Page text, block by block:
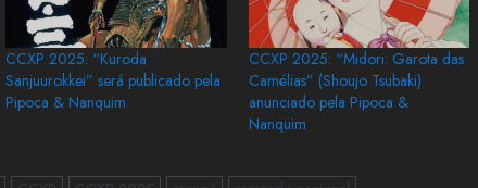
CCXP 2025: “Kuroda
Sanjuurokkei” será publicado pela
Pipoca & Nanquim
CCXP 2025: “Midori: Garota das
Camélias” (Shoujo Tsubaki)
anunciado pela Pipoca &
Nanquim